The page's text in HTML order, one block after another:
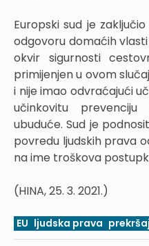
Europski sud je
odgovoru domaćih
okvir sigurnosti
primijenjen u ovom
i nije imao odvraćajući
učinkovitu
ubuduće. Sud je
povredu ljudskih prava
na ime troškova
(HINA, 25. 3. 2021.)
EU ljudska prava prekršaj